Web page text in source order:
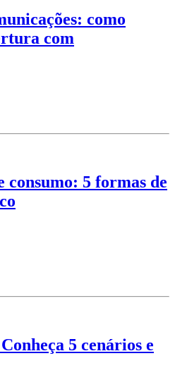
como
com
consumo: 5 formas de
5 cenários e